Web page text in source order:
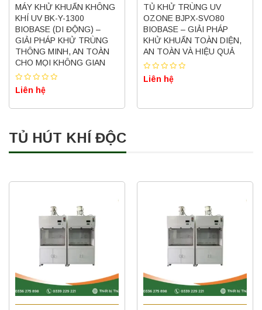
MÁY KHỬ KHUẨN KHÔNG
KHÍ UV BK-Y-1300
BIOBASE (DI ĐỘNG) –
GIẢI PHÁP KHỬ TRÙNG
THÔNG MINH, AN TOÀN
CHO MỌI KHÔNG GIAN
Liên hệ
TỦ KHỬ TRÙNG UV
OZONE BJPX-SVO80
BIOBASE – GIẢI PHÁP
KHỬ KHUẨN TOÀN DIỆN,
AN TOÀN VÀ HIỆU QUẢ
Liên hệ
TỦ HÚT KHÍ ĐỘC